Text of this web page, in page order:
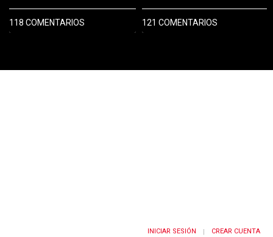
118 COMENTARIOS 121 COMENTARIOS
INICIAR SESIÓN CREAR CUENTA